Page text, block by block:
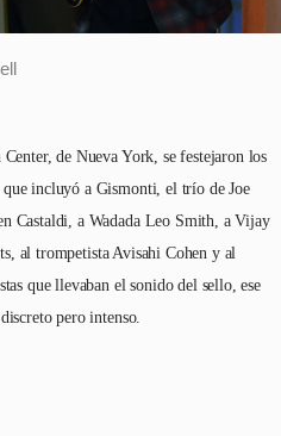
de Nueva York, se festejaron los
incluyó a Gismonti, el trío de Joe
Castaldi, a Wadada Leo Smith, a Vijay
al trompetista Avisahi Cohen y al
que llevaban el sonido del sello, ese
pero intenso.